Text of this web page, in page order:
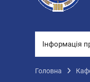
Інформація
Головна